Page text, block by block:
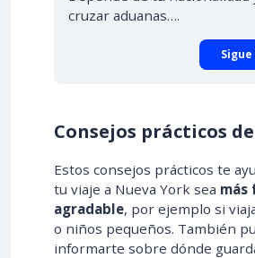
cruzar aduanas….
Consejos prácticos
Estos consejos prácticos te
tu viaje a Nueva York sea más
agradable, por ejemplo si
o niños pequeños. También
informarte sobre dónde